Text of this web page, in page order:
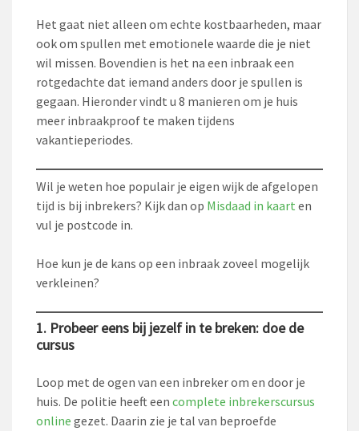
Het gaat niet alleen om echte kostbaarheden, maar
ook om spullen met emotionele waarde die je niet
wil missen. Bovendien is het na een inbraak een
rotgedachte dat iemand anders door je spullen is
gegaan. Hieronder vindt u 8 manieren om je huis
meer inbraakproof te maken tijdens
vakantieperiodes.
Wil je weten hoe populair je eigen wijk de afgelopen
tijd is bij inbrekers? Kijk dan op Misdaad in kaart en
vul je postcode in.
Hoe kun je de kans op een inbraak zoveel mogelijk
verkleinen?
1. Probeer eens bij jezelf in te breken: doe de
cursus
Loop met de ogen van een inbreker om en door je
huis. De politie heeft een complete inbrekerscursus
online gezet. Daarin zie je tal van beproefde